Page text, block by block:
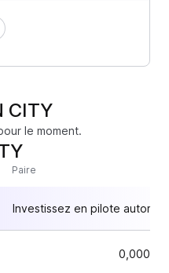
CITY
le moment.
Paire
Investissez en pilote